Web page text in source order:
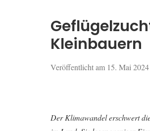
Kleinbauern
Veröffentlicht am 15. Mai 2024
Der Klimawandel erschwert